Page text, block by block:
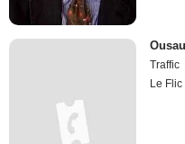
Traffic
Le